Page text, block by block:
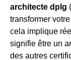
architecte dplg
transformer
cela implique
signifie être un
des autres